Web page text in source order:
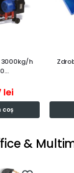
h
lei
coș
&